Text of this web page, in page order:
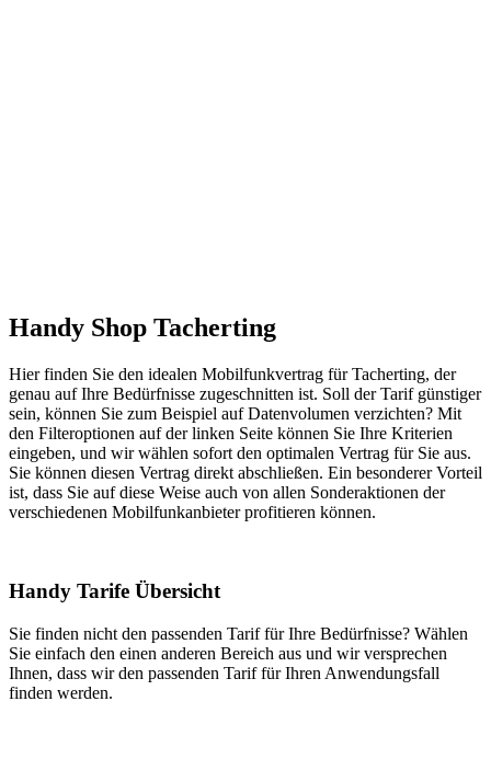
Handy Shop Tacherting
Hier finden Sie den idealen Mobilfunkvertrag für Tacherting, der
genau auf Ihre Bedürfnisse zugeschnitten ist. Soll der Tarif günstiger
sein, können Sie zum Beispiel auf Datenvolumen verzichten? Mit
den Filteroptionen auf der linken Seite können Sie Ihre Kriterien
eingeben, und wir wählen sofort den optimalen Vertrag für Sie aus.
Sie können diesen Vertrag direkt abschließen. Ein besonderer Vorteil
ist, dass Sie auf diese Weise auch von allen Sonderaktionen der
verschiedenen Mobilfunkanbieter profitieren können.
Handy Tarife Übersicht
Sie finden nicht den passenden Tarif für Ihre Bedürfnisse? Wählen
Sie einfach den einen anderen Bereich aus und wir versprechen
Ihnen, dass wir den passenden Tarif für Ihren Anwendungsfall
finden werden.